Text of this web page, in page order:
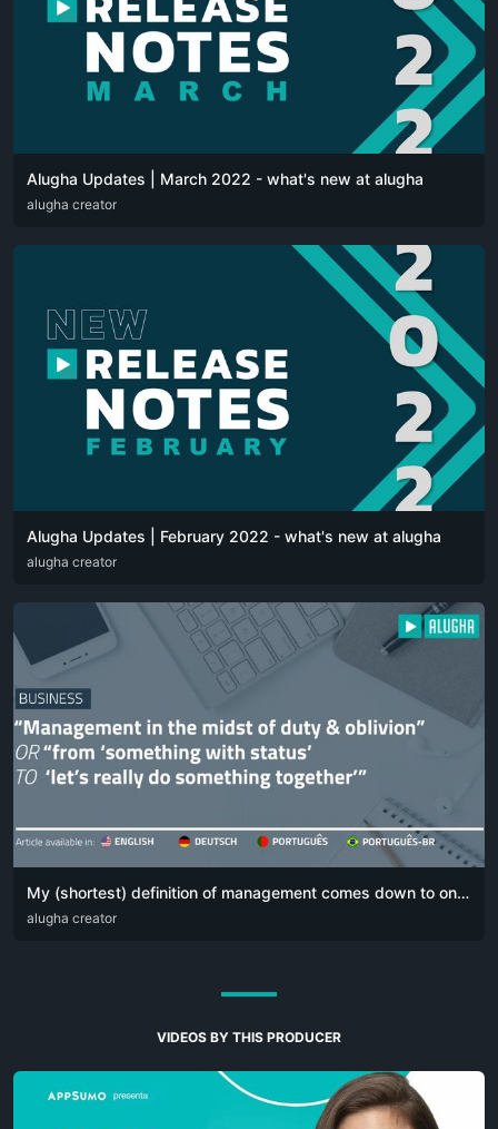
Alugha Updates | March 2022 - what's new at alugha
DEU ENG
alugha creator
Alugha Updates | February 2022 - what's new at alugha
DEU ENG
alugha creator
My (shortest) definition of management comes down to one simple sentence:
DEU ENG POR
alugha creator
VIDEOS BY THIS PRODUCER